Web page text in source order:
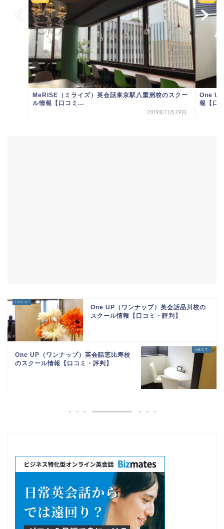
MeRISE（ミライズ）英会話東京駅八重洲校のスクー
ル情報【口コミ...
2019年11月29日
One
報【口
One UP（ワンナップ）英会話品川校の
スクール情報【口コミ・評判】
One UP（ワンナップ）英会話恵比寿校
のスクール情報【口コミ・評判】